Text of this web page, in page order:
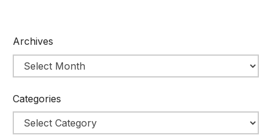
Archives
Categories